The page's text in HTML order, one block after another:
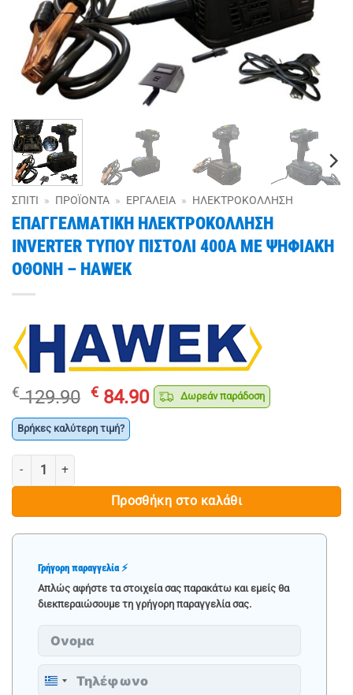
ΣΠΊΤΙ » ΠΡΟΪΌΝΤΑ » ΕΡΓΑΛΕΊΑ » ΗΛΕΚΤΡΟΚΌΛΛΗΣΗ
ΕΠΑΓΓΕΛΜΑΤΙΚΗ ΗΛΕΚΤΡΟΚΟΛΛΗΣΗ
INVERTER ΤΥΠΟΥ ΠΙΣΤΟΛΙ 400A ΜΕ ΨΗΦΙΑΚΗ
ΟΘΟΝΗ – HAWEK
€129.90 Original
price
was:
€ 84.90Η
τρέχουσα
Δωρεάν παράδοση
Βρήκες καλύτερη τιμή?
ΕΠΑΓΓΕΛΜΑΤΙΚΗ ΗΛΕΚΤΡΟΚΟΛΛΗΣΗ INVERTER ΤΥΠΟΥ ΠΙΣΤΟΛΙ
Προσθήκη στο καλάθι
Γρήγορη παραγγελία ⚡
Απλώς αφήστε τα στοιχεία σας παρακάτω και εμείς θα
διεκπεραιώσουμε τη γρήγορη παραγγελία σας.
Greece